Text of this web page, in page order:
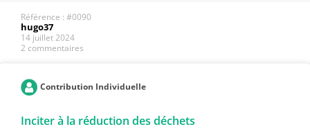
Référence : #0090
hugo37
14 juillet 2024
2 commentaires
Contribution Individuelle
Inciter à la réduction des déchets